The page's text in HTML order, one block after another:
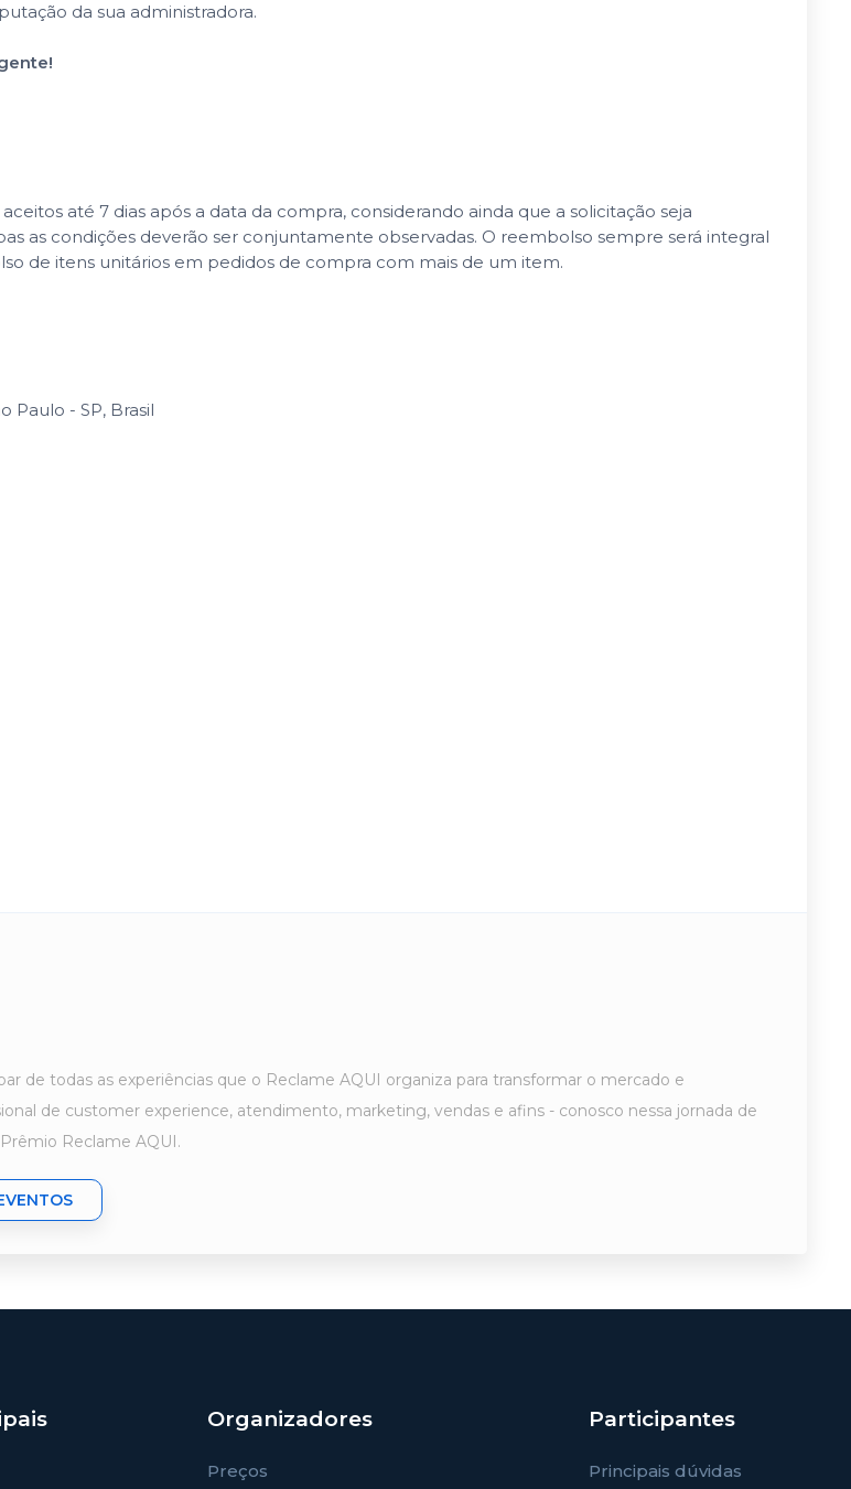
da sua administradora.
até 7 dias após a data da compra, considerando ainda que a solicitação seja
as condições deverão ser conjuntamente observadas. O reembolso sempre será integral
de itens unitários em pedidos de compra com mais de um item.
Paulo - SP, Brasil
de todas as experiências que o Reclame AQUI organiza para transformar o mercado e
de customer experience, atendimento, marketing, vendas e afins - conosco nessa jornada de
Reclame AQUI.
Organizadores
Preços
Participantes
Principais dúvidas